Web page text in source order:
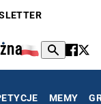
MEMY